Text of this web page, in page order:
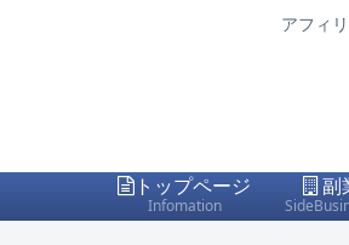
アフィ
トップページ
Infomation
副